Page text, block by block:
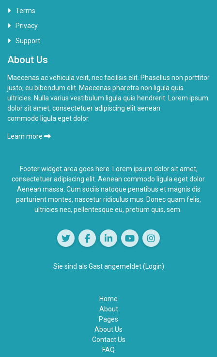
Terms
Privacy
Support
About Us
Maecenas ac vehicula velit, nec facilisis elit. Phasellus non porttitor
justo, eu bibendum elit. Maecenas pharetra non ligula quis
ultricies. Nulla varius vestibulum ligula quis hendrerit. Lorem ipsum
dolor sit amet, consectetuer adipiscing elit aenean
commodo ligula eget dolor.
Learn more
Footer widget area goes here. Lorem ipsum dolor sit amet,
consectetuer adipiscing elit. Aenean commodo ligula eget dolor.
Aenean massa. Cum sociis natoque penatibus et magnis dis
parturient montes, nascetur ridiculus mus. Donec quam felis,
ultricies nec, pellentesque eu, pretium quis, sem.
Sie sind als Gast angemeldet (Login)
Home
About
Pages
About Us
Contact Us
FAQ